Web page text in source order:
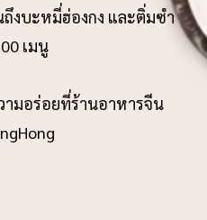
งบะหมี่ฮ่องกง และติ่มซำ
เมนู
มอร่อยที่ร้านอาหารจีน